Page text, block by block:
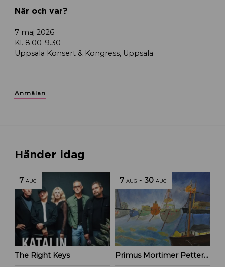
När och var?
7 maj 2026
Kl. 8.00-9.30
Uppsala Konsert & Kongress, Uppsala
Anmälan
Händer idag
7 AUG
The Right Keys
7 AUG -30 AUG
Primus Mortimer Pettersson